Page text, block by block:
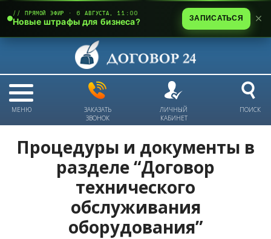
МЕНЮ
ЗАКАЗАТЬ
ЗВОНОК
ЛИЧНЫЙ
КАБИНЕТ
ПОИСК
Процедуры и документы в
разделе “Договор
технического
обслуживания
оборудования”
// ПРЯМОЙ ЭФИР · 6 АВГУСТА, 11:00
Новые штрафы для бизнеса? ЗАПИСАТЬСЯ